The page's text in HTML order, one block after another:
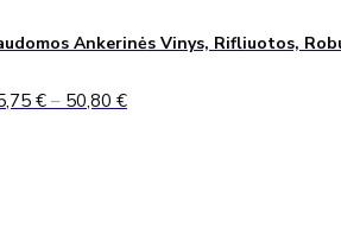
Ankerinės Vinys, Rifliuotos,
€ – 50,80 €Price